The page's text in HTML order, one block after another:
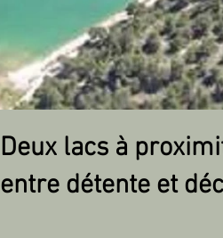
Deux lacs à
entre détente et